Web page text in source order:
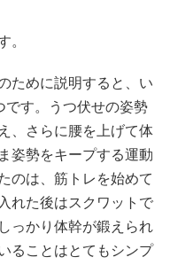
。
ために説明すると、い
です。うつ伏せの姿勢
、さらに腰を上げて体
姿勢をキープする運動
のは、筋トレを始めて
れた後はスクワットで
っかり体幹が鍛えられ
ることはとてもシンプ